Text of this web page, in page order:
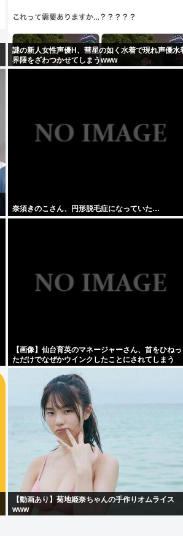
謎の新人女性声優H、彗星の如く水着で現れ声優水
界隈をざわつかせてしまうwww
奈須きのこさん、円形脱毛症になっていた…
【画像】仙台育英のマネージャーさん、首をひねっ
ただけでなぜかウインクしたことにされてしまう
www
【動画あり】菊地姫奈ちゃんの手作りオムライス
www